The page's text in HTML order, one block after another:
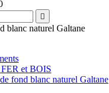

blanc naturel Galtane
et BOIS
fond blanc naturel Galtane